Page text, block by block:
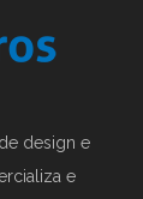
design e
e